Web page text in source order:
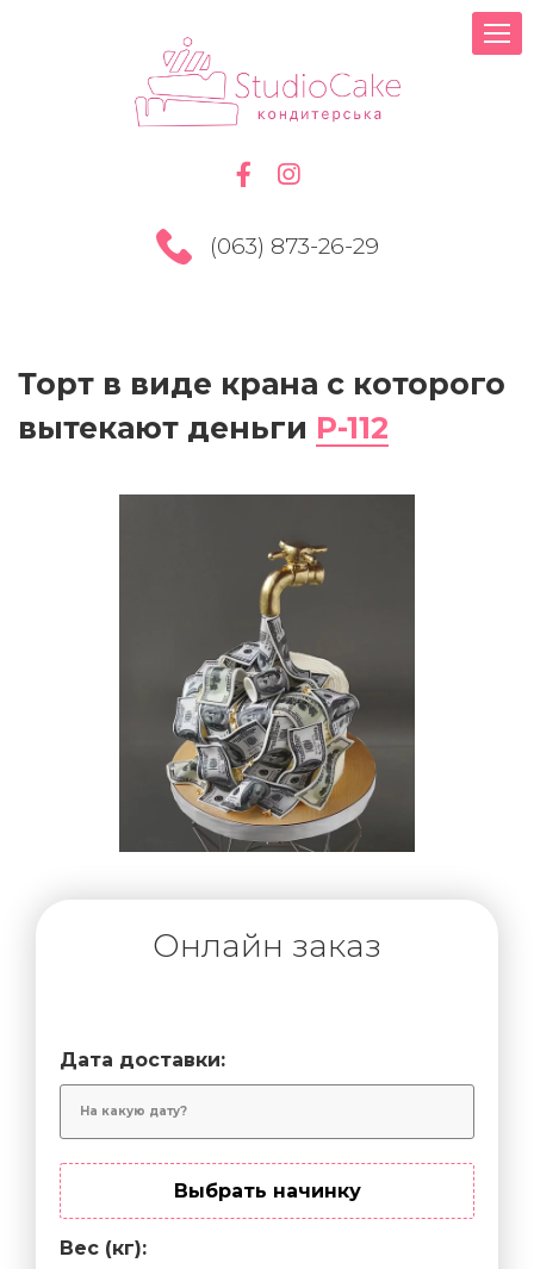
(063) 873-26-29
Торт в виде крана с которого
вытекают деньги P-112
Онлайн заказ
Дата доставки:
Выбрать начинку
Вес (кг):